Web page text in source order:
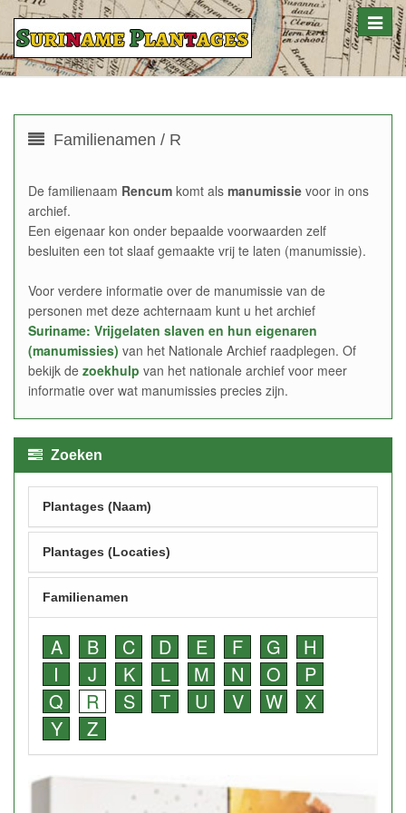
Toggle
Familienamen / R
De familienaam Rencum komt als manumissie voor in ons
archief.
Een eigenaar kon onder bepaalde voorwaarden zelf
besluiten een tot slaaf gemaakte vrij te laten (manumissie).
Voor verdere informatie over de manumissie van de
personen met deze achternaam kunt u het archief
Suriname: Vrijgelaten slaven en hun eigenaren
(manumissies) van het Nationale Archief raadplegen. Of
bekijk de zoekhulp van het nationale archief voor meer
informatie over wat manumissies precies zijn.
Zoeken
Plantages (Naam)
Plantages (Locaties)
Familienamen
A B C D E F G
H
I
J K L M N O
P
Q
R S T U V W
X
Y
Z